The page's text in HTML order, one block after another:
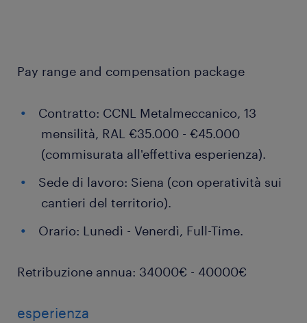
Pay range and compensation package
Contratto: CCNL Metalmeccanico, 13
mensilità, RAL €35.000 - €45.000
(commisurata all'effettiva esperienza).
Sede di lavoro: Siena (con operatività sui
cantieri del territorio).
Orario: Lunedì - Venerdì, Full-Time.
Retribuzione annua: 34000€ - 40000€
esperienza